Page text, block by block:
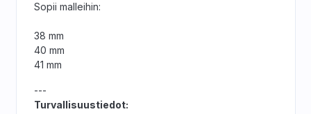
Sopii malleihin:
38 mm
40 mm
41 mm
---
Turvallisuustiedot: